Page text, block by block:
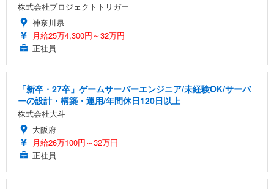
株式会社プロジェクトトリガー
神奈川県
月給25万4,300円～32万円
正社員
「新卒・27卒」ゲームサーバーエンジニア/未経験OK/サーバ
ーの設計・構築・運用/年間休日120日以上
株式会社大斗
大阪府
月給26万100円～32万円
正社員